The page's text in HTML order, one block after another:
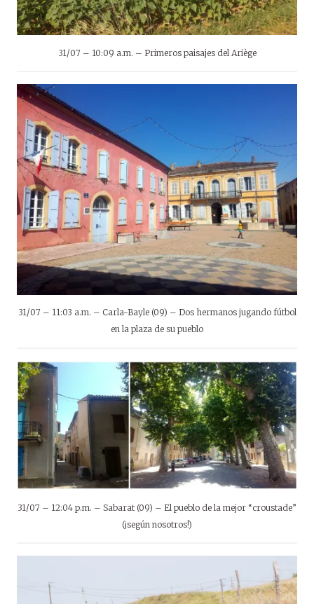
31/07 – 10:09 a.m. – Primeros paisajes del Ariège
31/07 – 11:03 a.m. – Carla-Bayle (09) – Dos hermanos jugando fútbol
en la plaza de su pueblo
31/07 – 12:04 p.m. – Sabarat (09) – El pueblo de la mejor “croustade”
(¡según nosotros!)